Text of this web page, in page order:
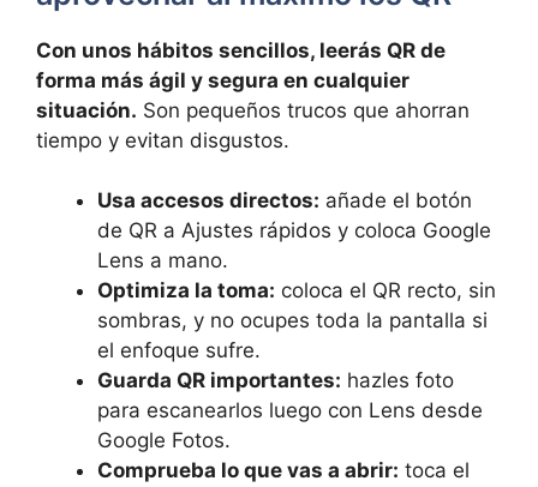
Con unos hábitos sencillos, leerás QR de
forma más ágil y segura en cualquier
situación. Son pequeños trucos que ahorran
tiempo y evitan disgustos.
Usa accesos directos: añade el botón
de QR a Ajustes rápidos y coloca Google
Lens a mano.
Optimiza la toma: coloca el QR recto, sin
sombras, y no ocupes toda la pantalla si
el enfoque sufre.
Guarda QR importantes: hazles foto
para escanearlos luego con Lens desde
Google Fotos.
Comprueba lo que vas a abrir: toca el